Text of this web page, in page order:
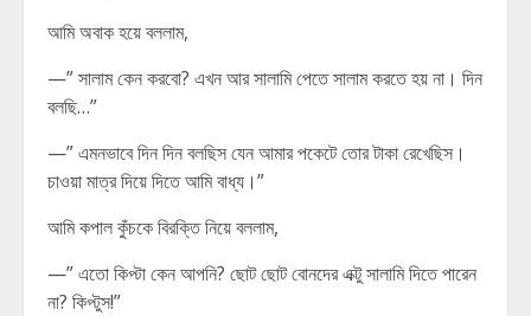
আমি অবাক হয়ে বললাম,
—” সালাম কেন করবো? এখন আর সালামি পেতে সালাম করতে হয় না। দিন
বলছি…”
—” এমনভাবে দিন দিন বলছিস যেন আমার পকেটে তোর টাকা রেখেছিস।
চাওয়া মাত্র দিয়ে দিতে আমি বাধ্য।”
আমি কপাল কুঁচকে বিরক্তি নিয়ে বললাম,
—” এতো কিপ্টা কেন আপনি? ছোট ছোট বোনদের এক্টু সালামি দিতে পারেন
না? কিপ্টুস!”